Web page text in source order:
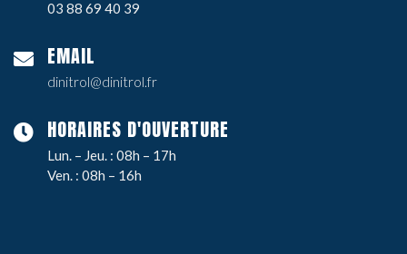
03 88 69 40 39
EMAIL
dinitrol@dinitrol.fr
HORAIRES D'OUVERTURE
Lun. – Jeu. : 08h – 17h
Ven. : 08h – 16h